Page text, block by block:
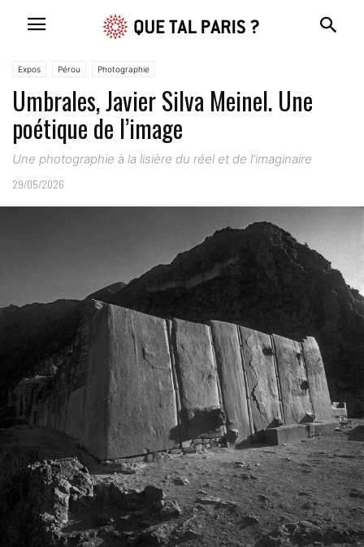
Expos Pérou Photographie
Umbrales, Javier Silva Meinel. Une
poétique de l’image
Une photographie à la lisière du réel et de l’imaginaire
29/05/2026